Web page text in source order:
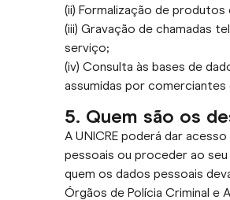
(ii) Formalização de
(iii) Gravação de chamadas
serviço;
(iv) Consulta às bases de
assumidas por
5. Quem são os
A UNICRE poderá dar
pessoais ou proceder ao
quem os dados pessoais
Órgãos de Polícia Criminal e